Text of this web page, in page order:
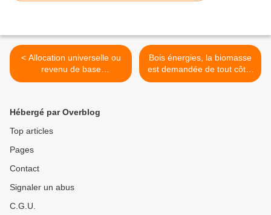
< Allocation universelle ou
revenu de base
inconditionnel, et s'il arrivait
Bois énergies, la biomasse
est demandée de tout côté,
y'en aura pas pour tout le
Hébergé par Overblog
Top articles
Pages
Contact
Signaler un abus
C.G.U.